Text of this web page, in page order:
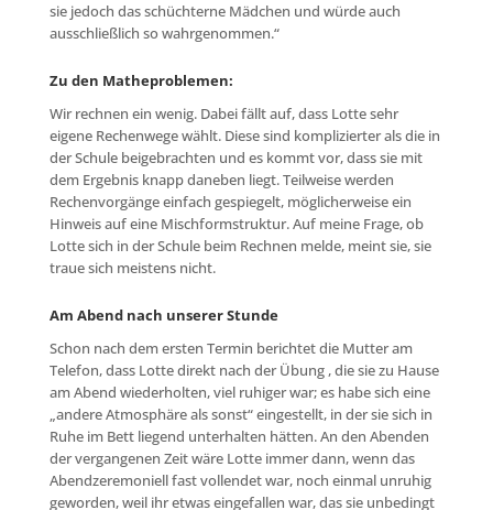
sie jedoch das schüchterne Mädchen und würde auch
ausschließlich so wahrgenommen.“
Zu den Matheproblemen:
Wir rechnen ein wenig. Dabei fällt auf, dass Lotte sehr
eigene Rechenwege wählt. Diese sind komplizierter als die in
der Schule beigebrachten und es kommt vor, dass sie mit
dem Ergebnis knapp daneben liegt. Teilweise werden
Rechenvorgänge einfach gespiegelt, möglicherweise ein
Hinweis auf eine Mischformstruktur. Auf meine Frage, ob
Lotte sich in der Schule beim Rechnen melde, meint sie, sie
traue sich meistens nicht.
Am Abend nach unserer Stunde
Schon nach dem ersten Termin berichtet die Mutter am
Telefon, dass Lotte direkt nach der Übung , die sie zu Hause
am Abend wiederholten, viel ruhiger war; es habe sich eine
„andere Atmosphäre als sonst“ eingestellt, in der sie sich in
Ruhe im Bett liegend unterhalten hätten. An den Abenden
der vergangenen Zeit wäre Lotte immer dann, wenn das
Abendzeremoniell fast vollendet war, noch einmal unruhig
geworden, weil ihr etwas eingefallen war, das sie unbedingt